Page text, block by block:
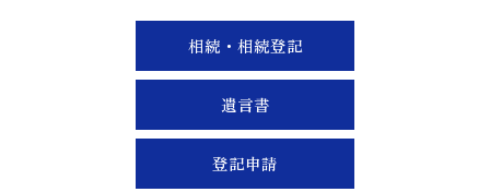
相続・相続登記
遺言書
登記申請